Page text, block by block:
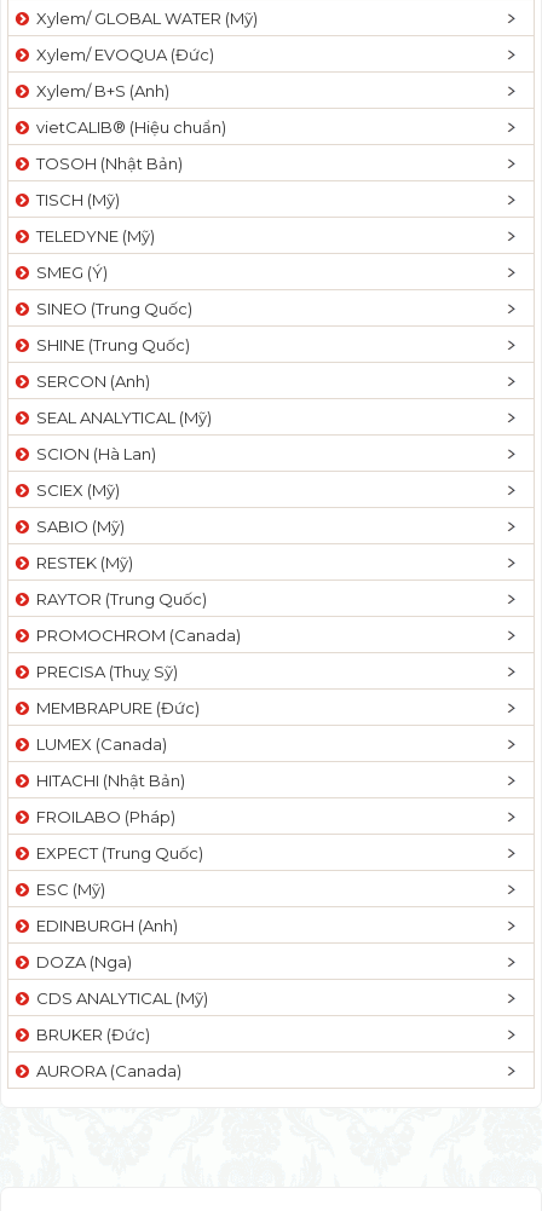
Xylem/ GLOBAL WATER (Mỹ)
Xylem/ EVOQUA (Đức)
Xylem/ B+S (Anh)
vietCALIB® (Hiệu chuẩn)
TOSOH (Nhật Bản)
TISCH (Mỹ)
TELEDYNE (Mỹ)
SMEG (Ý)
SINEO (Trung Quốc)
SHINE (Trung Quốc)
SERCON (Anh)
SEAL ANALYTICAL (Mỹ)
SCION (Hà Lan)
SCIEX (Mỹ)
SABIO (Mỹ)
RESTEK (Mỹ)
RAYTOR (Trung Quốc)
PROMOCHROM (Canada)
PRECISA (Thuỵ Sỹ)
MEMBRAPURE (Đức)
LUMEX (Canada)
HITACHI (Nhật Bản)
FROILABO (Pháp)
EXPECT (Trung Quốc)
ESC (Mỹ)
EDINBURGH (Anh)
DOZA (Nga)
CDS ANALYTICAL (Mỹ)
BRUKER (Đức)
AURORA (Canada)